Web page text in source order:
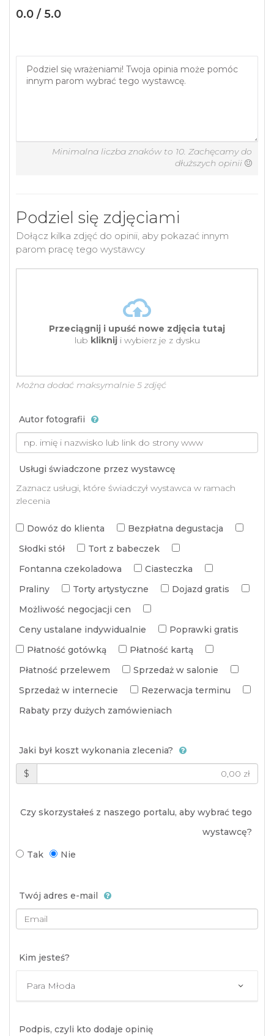
0.0 / 5.0
Minimalna liczba znaków to 10. Zachęcamy do
dłuższych opinii
Podziel się zdjęciami
Dołącz kilka zdjęć do opinii, aby pokazać innym
parom pracę tego wystawcy
Przeciągnij i upuść nowe zdjęcia tutaj
lub klikniji wybierz je z dysku
Można dodać maksymalnie 5 zdjęć
Autor fotografii
Usługi świadczone przez wystawcę
Zaznacz usługi, które świadczył wystawca w ramach
zlecenia
Dowóz do klienta
Bezpłatna degustacja
Słodki stół
Tort z babeczek
Fontanna czekoladowa
Ciasteczka
Praliny
Torty artystyczne
Dojazd gratis
Możliwość negocjacji cen
Ceny ustalane indywidualnie
Poprawki gratis
Płatność gotówką
Płatność kartą
Płatność przelewem
Sprzedaż w salonie
Sprzedaż w internecie
Rezerwacja terminu
Rabaty przy dużych zamówieniach
Jaki był koszt wykonania zlecenia?
$
Czy skorzystałeś z naszego portalu, aby wybrać tego
wystawcę?
Tak Nie
Twój adres e-mail
Kim jesteś?
Podpis, czyli kto dodaje opinię